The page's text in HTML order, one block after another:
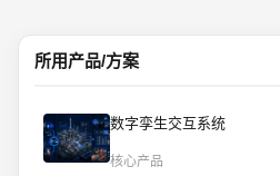
所用产品/方案
数字孪生交互系统
核心产品